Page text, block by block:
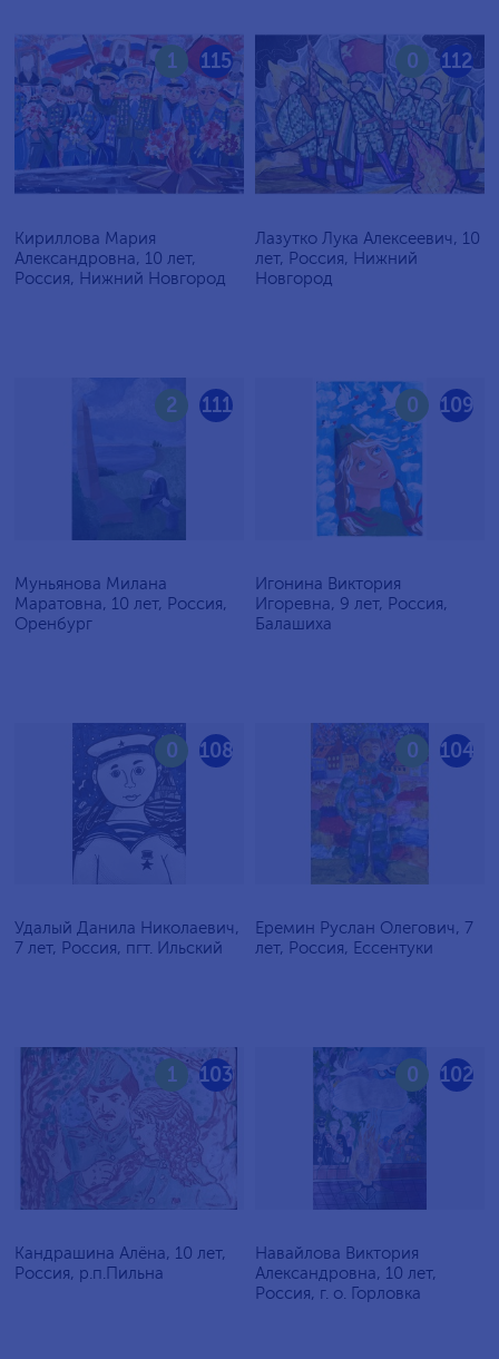
115
1
Кириллова Мария
Александровна, 10 лет,
Россия, Нижний Новгород
112
0
Лазутко Лука Алексеевич, 10
лет, Россия, Нижний
Новгород
111
2
Муньянова Милана
Маратовна, 10 лет, Россия,
Оренбург
109
0
Игонина Виктория
Игоревна, 9 лет, Россия,
Балашиха
108
0
Удалый Данила Николаевич,
7 лет, Россия, пгт. Ильский
104
0
Еремин Руслан Олегович, 7
лет, Россия, Ессентуки
103
1
Кандрашина Алёна, 10 лет,
Россия, р.п.Пильна
102
0
Навайлова Виктория
Александровна, 10 лет,
Россия, г. о. Горловка